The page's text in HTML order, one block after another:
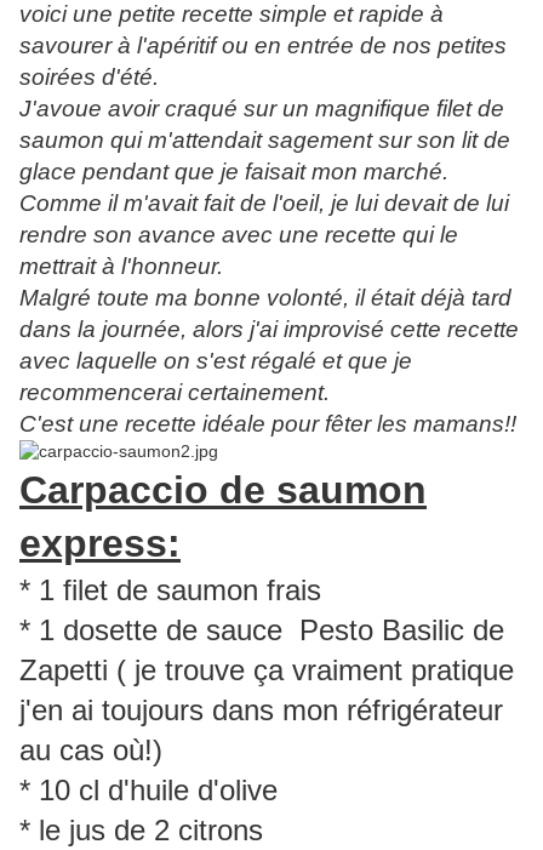
voici une petite recette simple et rapide à
savourer à l'apéritif ou en entrée de nos petites
soirées d'été.
J'avoue avoir craqué sur un magnifique filet de
saumon qui m'attendait sagement sur son lit de
glace pendant que je faisait mon marché.
Comme il m'avait fait de l'oeil, je lui devait de lui
rendre son avance avec une recette qui le
mettrait à l'honneur.
Malgré toute ma bonne volonté, il était déjà tard
dans la journée, alors j'ai improvisé cette recette
avec laquelle on s'est régalé et que je
recommencerai certainement.
C'est une recette idéale pour fêter les mamans!!
Carpaccio de saumon
express:
* 1 filet de saumon frais
* 1 dosette de sauce Pesto Basilic de
Zapetti ( je trouve ça vraiment pratique
j'en ai toujours dans mon réfrigérateur
au cas où!)
* 10 cl d'huile d'olive
* le jus de 2 citrons